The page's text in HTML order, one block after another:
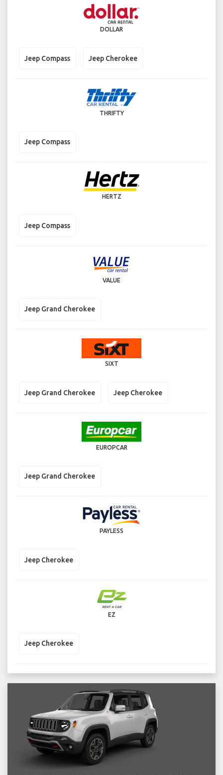
DOLLAR
Jeep Compass Jeep Cherokee
THRIFTY
Jeep Compass
HERTZ
Jeep Compass
VALUE
Jeep Grand Cherokee
SIXT
Jeep Grand Cherokee Jeep Cherokee
EUROPCAR
Jeep Grand Cherokee
PAYLESS
Jeep Cherokee
EZ
Jeep Cherokee